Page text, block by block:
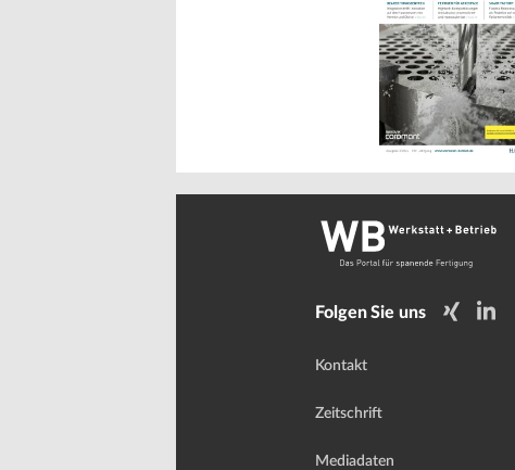
Folgen Sie uns
Kontakt
Zeitschrift
Mediadaten